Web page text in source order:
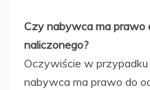
Czy nabywca ma prawo
naliczonego?
Oczywiście w
nabywca ma prawo do